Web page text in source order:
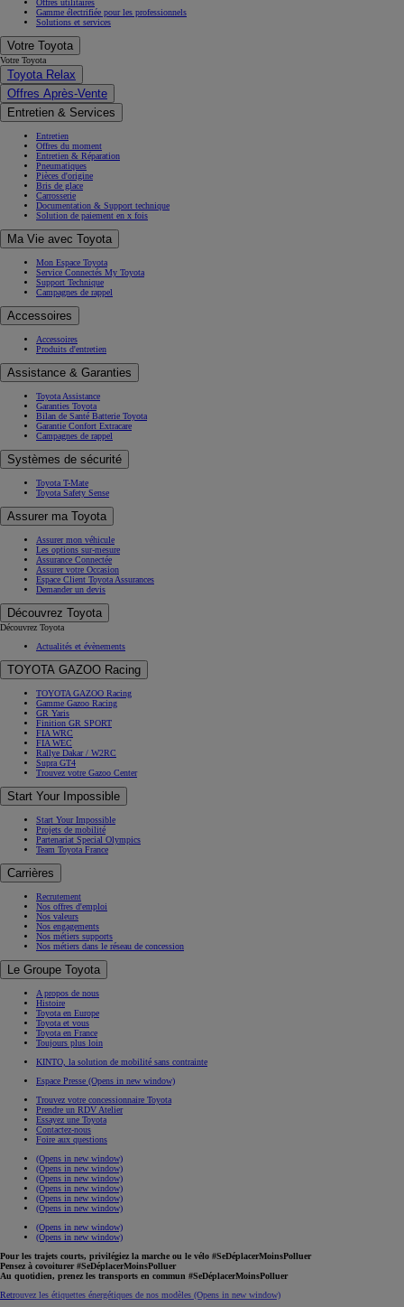
Gamme électrifiée pour les professionnels
Solutions et services
Votre Toyota
Votre Toyota
Toyota Relax
Offres Après-Vente
Entretien & Services
Entretien
Offres du moment
Entretien & Réparation
Pneumatiques
Pièces d'origine
Bris de glace
Carrosserie
Documentation & Support technique
Solution de paiement en x fois
Ma Vie avec Toyota
Mon Espace Toyota
Service Connectés My Toyota
Support Technique
Campagnes de rappel
Accessoires
Accessoires
Produits d'entretien
Assistance & Garanties
Toyota Assistance
Garanties Toyota
Bilan de Santé Batterie Toyota
Garantie Confort Extracare
Campagnes de rappel
Systèmes de sécurité
Toyota T-Mate
Toyota Safety Sense
Assurer ma Toyota
Assurer mon véhicule
Les options sur-mesure
Assurance Connectée
Assurer votre Occasion
Espace Client Toyota Assurances
Demander un devis
Découvrez Toyota
Découvrez Toyota
Actualités et évènements
TOYOTA GAZOO Racing
TOYOTA GAZOO Racing
Gamme Gazoo Racing
GR Yaris
Finition GR SPORT
FIA WRC
FIA WEC
Rallye Dakar / W2RC
Supra GT4
Trouvez votre Gazoo Center
Start Your Impossible
Start Your Impossible
Projets de mobilité
Partenariat Special Olympics
Team Toyota France
Carrières
Recrutement
Nos offres d'emploi
Nos valeurs
Nos engagements
Nos métiers supports
Nos métiers dans le réseau de concession
Le Groupe Toyota
A propos de nous
Histoire
Toyota en Europe
Toyota et vous
Toyota en France
Toujours plus loin
KINTO, la solution de mobilité sans contrainte
Espace Presse (Opens in new window)
Trouvez votre concessionnaire Toyota
Prendre un RDV Atelier
Essayez une Toyota
Contactez-nous
Foire aux questions
(Opens in new window)
(Opens in new window)
(Opens in new window)
(Opens in new window)
(Opens in new window)
(Opens in new window)
(Opens in new window)
(Opens in new window)
Pour les trajets courts, privilégiez la marche ou le vélo #SeDéplacerMoinsPolluer
Pensez à covoiturer #SeDéplacerMoinsPolluer
Au quotidien, prenez les transports en commun #SeDéplacerMoinsPolluer
Retrouvez les étiquettes énergétiques de nos modèles (Opens in new window)